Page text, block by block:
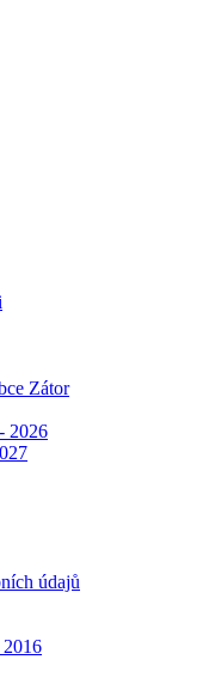
Zátor
2026
údajů